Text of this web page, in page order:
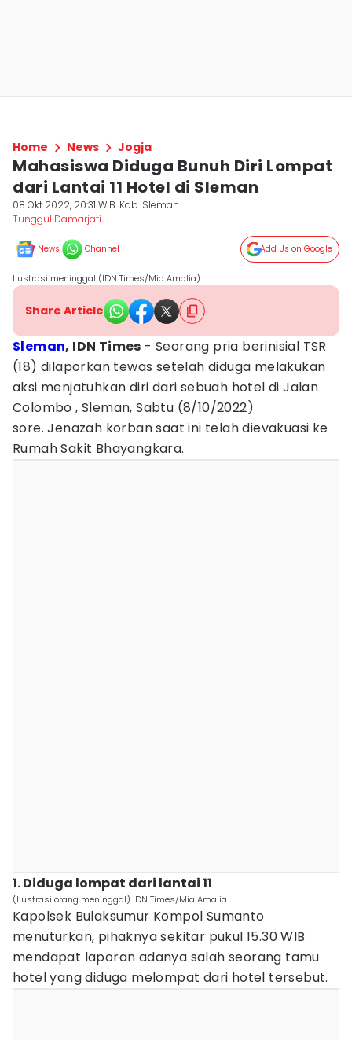
Home News Jogja
Mahasiswa Diduga Bunuh Diri Lompat
dari Lantai 11 Hotel di Sleman
08 Okt 2022, 20:31 WIB Kab. Sleman
Tunggul Damarjati
News Channel Add Us on Google
Ilustrasi meninggal (IDN Times/Mia Amalia)
Share Article
Sleman, IDN Times - Seorang pria berinisial TSR
(18) dilaporkan tewas setelah diduga melakukan
aksi menjatuhkan diri dari sebuah hotel di Jalan
Colombo , Sleman, Sabtu (8/10/2022)
sore. Jenazah korban saat ini telah dievakuasi ke
Rumah Sakit Bhayangkara.
1. Diduga lompat dari lantai 11
(Ilustrasi orang meninggal) IDN Times/Mia Amalia
Kapolsek Bulaksumur Kompol Sumanto
menuturkan, pihaknya sekitar pukul 15.30 WIB
mendapat laporan adanya salah seorang tamu
hotel yang diduga melompat dari hotel tersebut.